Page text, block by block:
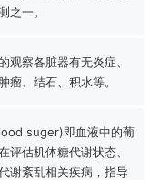
之一。
观察各脏器有无炎症、
瘤、结石、积水等。
suger)即血液中的葡
评估机体糖代谢状态、
谢紊乱相关疾病，指导